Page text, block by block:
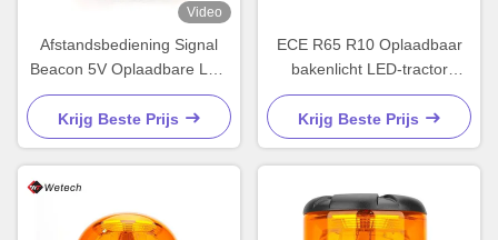
Video
Afstandsbediening Signal
Beacon 5V Oplaadbare LED
Beacon Op maat
Krijg Beste Prijs
ECE R65 R10 Oplaadbaar
bakenlicht LED-tractor
flitsende Amber lichten
Krijg Beste Prijs